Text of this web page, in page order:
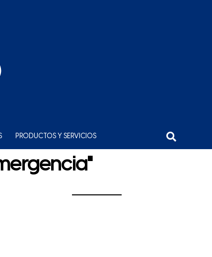
PRODUCTOS Y SERVICIOS